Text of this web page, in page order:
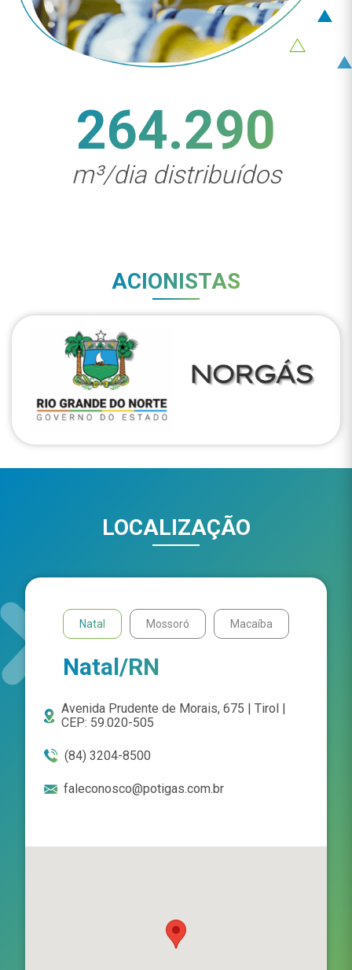
264.290
m³/dia distribuídos
ACIONISTAS
LOCALIZAÇÃO
Natal Mossoró Macaíba
Natal/RN
Avenida Prudente de Morais, 675 | Tirol |
CEP: 59.020-505
(84) 3204-8500
faleconosco@potigas.com.br